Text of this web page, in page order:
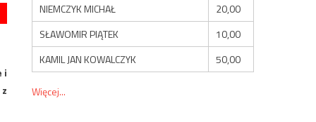
i
NIEMCZYK MICHAŁ
20,00
SŁAWOMIR PIĄTEK
10,00
KAMIL JAN KOWALCZYK
50,00
Więcej...